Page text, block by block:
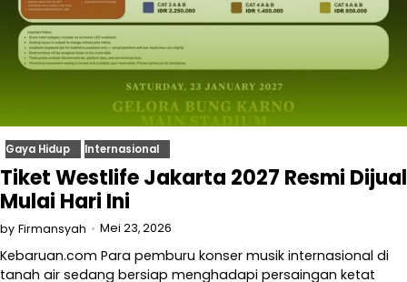
Gaya Hidup Internasional
Tiket Westlife Jakarta 2027 Resmi Dijual
Mulai Hari Ini
by Firmansyah Mei 23, 2026
Kebaruan.com Para pemburu konser musik internasional di
tanah air sedang bersiap menghadapi persaingan ketat